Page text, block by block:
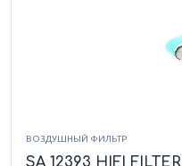
ВОЗДУШНЫЙ ФИЛЬТР